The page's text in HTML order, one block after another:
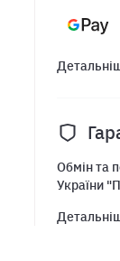
Обмін та
України